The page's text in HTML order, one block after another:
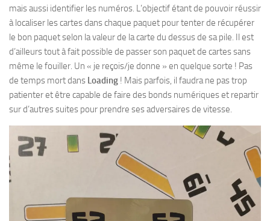
mais aussi identifier les numéros. L’objectif étant de pouvoir réussir
à localiser les cartes dans chaque paquet pour tenter de récupérer
le bon paquet selon la valeur de la carte du dessus de sa pile. Il est
d’ailleurs tout à fait possible de passer son paquet de cartes sans
même le fouiller. Un « je reçois/je donne » en quelque sorte ! Pas
de temps mort dans Loading ! Mais parfois, il faudra ne pas trop
patienter et être capable de faire des bonds numériques et repartir
sur d’autres suites pour prendre ses adversaires de vitesse.